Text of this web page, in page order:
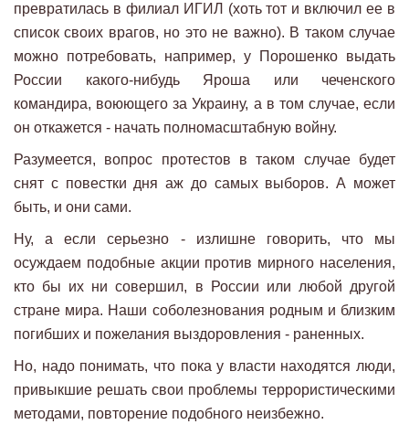
превратилась в филиал ИГИЛ (хоть тот и включил ее в
список своих врагов, но это не важно). В таком случае
можно потребовать, например, у Порошенко выдать
России какого-нибудь Яроша или чеченского
командира, воюющего за Украину, а в том случае, если
он откажется - начать полномасштабную войну.
Разумеется, вопрос протестов в таком случае будет
снят с повестки дня аж до самых выборов. А может
быть, и они сами.
Ну, а если серьезно - излишне говорить, что мы
осуждаем подобные акции против мирного населения,
кто бы их ни совершил, в России или любой другой
стране мира. Наши соболезнования родным и близким
погибших и пожелания выздоровления - раненных.
Но, надо понимать, что пока у власти находятся люди,
привыкшие решать свои проблемы террористическими
методами, повторение подобного неизбежно.